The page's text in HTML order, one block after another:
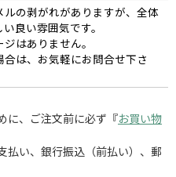
の剥がれがありますが、全体
良い雰囲気です。
はありません。
は、お気軽にお問合せ下さ
に、ご注文前に必ず『お買い物
払い、銀行振込（前払い）、郵